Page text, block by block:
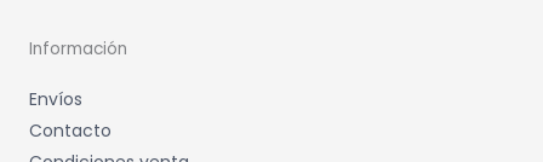
Información
Envíos
Contacto